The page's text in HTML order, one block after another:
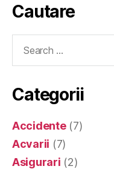
Cautare
Categorii
Accidente(7)
Acvarii (7)
Asigurari (2)